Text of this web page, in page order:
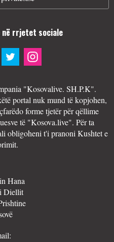
në rrjetet sociale
"Kosovalive. SH.P.K".
portal nuk mund të kopjohen,
forme tjetër për qëllime
të "Kosova.live". Për ta
obligoheni t'i pranoni Kushtet e
Hana
Diellit